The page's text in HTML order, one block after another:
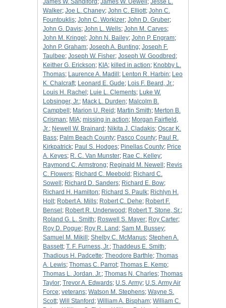
James W. Sandiford ; James W. Uewell ; Jesse L.
Walker; Joe L. Chaney; John C. Elliott; John C.
Fountouklis; John C. Workizer; John D. Gruber;
John G. Davis; John L. Wells; John M. Carves;
John M. Kringel ; John N. Bailey; John P. Engram;
John P. Graham; Joseph A. Bunting; Joseph F.
Taulbee; Joseph W. Fisher; Joseph W. Goodbred ;
Keither G. Erickson; KIA; killed in action; Knobby L.
Thomas; Laurence A. Madill ; Lenton R. Harbin; Leo
K. Chalcraft; Leonard E. Gude; Lois F. Beard, Jr.;
Louis H. Rachel ; Luie L. Clements; Luke W.
Lobsinger, Jr.; Mack L. Durden; Malcolm B.
Campbell ; Marion U. Reid ; Martin Smith; Merton B.
Crisman; MIA; missing in action; Morgan Fairfield,
Jr.; Newell W. Brainard ; Nikita J. Cladakis; Oscar K.
Bass; Palm Beach County; Pasco County; Paul R.
Kirkpatrick; Paul S. Hodges; Pinellas County; Price
A. Keyes; R. C. Van Munster; Rae C. Kelley;
Raymond C. Armstrong; Reginald M. Newell ; Revis
C. Flowers; Richard C. Meebold ; Richard C.
Sowell ; Richard D. Sanders; Richard E. Bow;
Richard H. Hamilton; Richard S. Paulk; Richlyn H.
Holt; Robert A. Mills; Robert C. Dehe; Robert F.
Bensel ; Robert R. Underwood ; Robert T. Stone, Sr.;
Roland G. L. Smith; Roswell S. Mayer; Roy Carter;
Roy D. Pogue; Roy R. Land ; Sam M. Bussey;
Samuel M. Mikill ; Shelby C. McManus; Stephen A.
Bassett; T. F. Furness, Jr.; Thaddeus E. Smith;
Thadious H. Padcette; Theodore Barthle; Thomas
A. Lewis; Thomas C. Parrot; Thomas E. Kemp;
Thomas L. Jordan. Jr.; Thomas N. Charles; Thomas
Taylor; Trevor A. Edwards; U.S. Army; U.S. Army Air
Force; veterans; Watson M. Stephens; Wayne S.
Scott; Will Stanford ; William A. Bispham; William C.